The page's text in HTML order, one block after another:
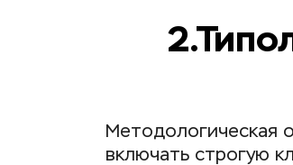
Методологическая
включать строгую